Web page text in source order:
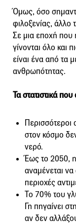
Όμως, όσο
φιλοξενίας, άλλο
Σε μια εποχή που
γίνονται όλο και
είναι ένα από τα
ανθρωπότητας.
Τα στατιστικά
στον κόσμο
νερό.
Έως το 2050,
αναμένεται
περιοχές
Το 70% του
Γη πηγαίνει
αν δεν